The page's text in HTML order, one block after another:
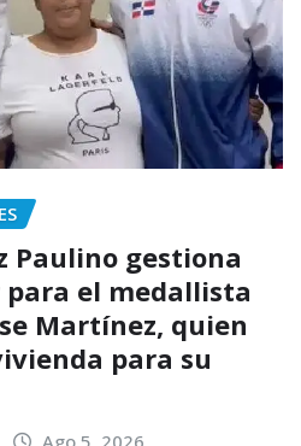
Paulino gestiona
el medallista
Martínez, quien
para su